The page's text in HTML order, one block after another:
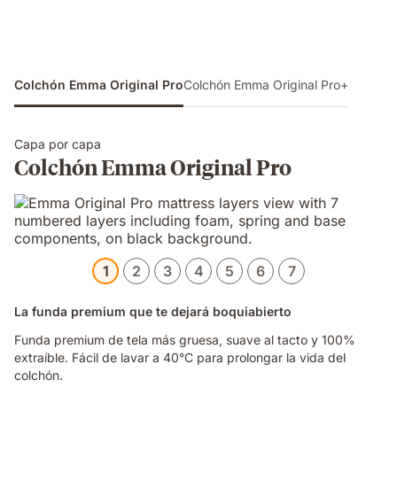
Colchón Emma Original ProColchón Emma Original Pro+
Capa por capa
Colchón Emma Original Pro
1 2 3 4 5 6 7
La funda premium que te dejará boquiabierto
Funda premium de tela más gruesa, suave al tacto y 100%
extraíble. Fácil de lavar a 40°C para prolongar la vida del
colchón.